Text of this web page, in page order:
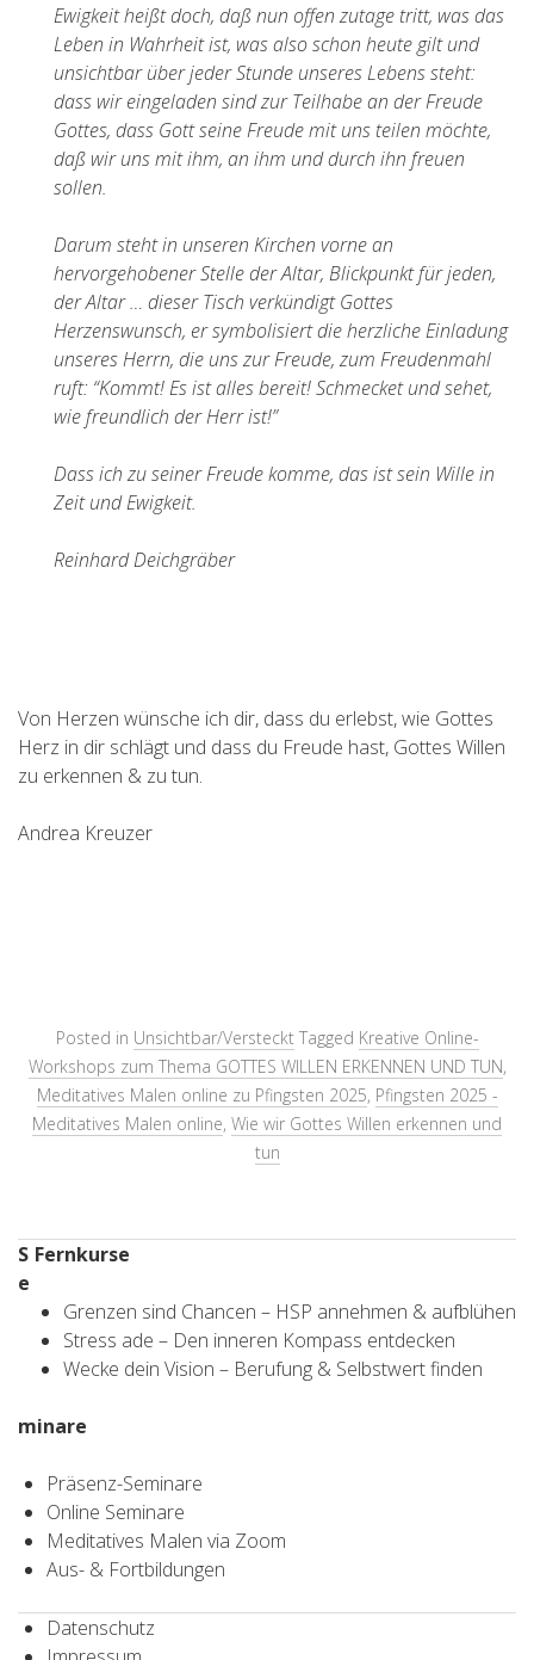
Ewigkeit heißt doch, daß nun offen zutage tritt, was das
Leben in Wahrheit ist, was also schon heute gilt und
unsichtbar über jeder Stunde unseres Lebens steht:
dass wir eingeladen sind zur Teilhabe an der Freude
Gottes, dass Gott seine Freude mit uns teilen möchte,
daß wir uns mit ihm, an ihm und durch ihn freuen
sollen.
Darum steht in unseren Kirchen vorne an
hervorgehobener Stelle der Altar, Blickpunkt für jeden,
der Altar … dieser Tisch verkündigt Gottes
Herzenswunsch, er symbolisiert die herzliche Einladung
unseres Herrn, die uns zur Freude, zum Freudenmahl
ruft: “Kommt! Es ist alles bereit! Schmecket und sehet,
wie freundlich der Herr ist!”
Dass ich zu seiner Freude komme, das ist sein Wille in
Zeit und Ewigkeit.
Reinhard Deichgräber
Von Herzen wünsche ich dir, dass du erlebst, wie Gottes
Herz in dir schlägt und dass du Freude hast, Gottes Willen
zu erkennen & zu tun.
Andrea Kreuzer
Posted in Unsichtbar/Versteckt Tagged Kreative Online-
Workshops zum Thema GOTTES WILLEN ERKENNEN UND TUN,
Meditatives Malen online zu Pfingsten 2025, Pfingsten 2025 -
Meditatives Malen online, Wie wir Gottes Willen erkennen und
tun
Fernkurse
Grenzen sind Chancen – HSP annehmen & aufblühen
Stress ade – Den inneren Kompass entdecken
Wecke dein Vision – Berufung & Selbstwert finden
S
e
minare
Präsenz-Seminare
Online Seminare
Meditatives Malen via Zoom
Aus- & Fortbildungen
Datenschutz